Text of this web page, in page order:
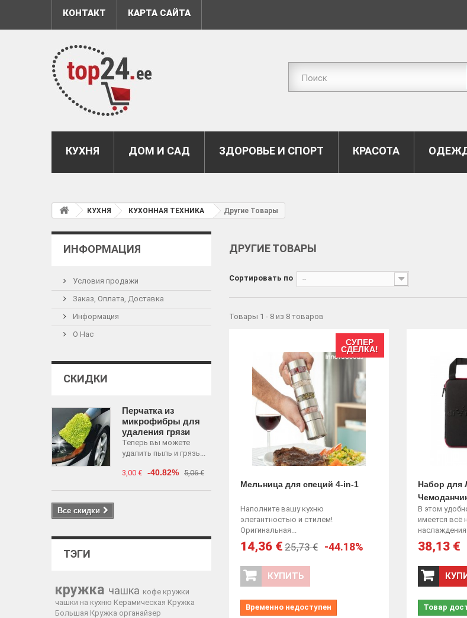
КОНТАКТ КАРТА САЙТА
КУХНЯ ДОМ И САД ЗДОРОВЬЕ И СПОРТ КРАСОТА
КУХНЯ КУХОННАЯ ТЕХНИКА Другие Товары
ИНФОРМАЦИЯ
Условия продажи
Заказ, Оплата, Доставка
Информация
О Нас
СКИДКИ
Перчатка из
микрофибры для
удаления грязи
Теперь вы можете
удалить пыль и грязь...
3,00 € -40.82% 5,06 €
Все скидки
ТЭГИ
кружка чашка кофе кружки
чашки на кухню Керамическая Кружка
Большая Кружка органайзер
ДРУГИЕ ТОВАРЫ
Сортировать по --
Товары 1 - 8 из 8 товаров
СУПЕР
СДЕЛКА!
Мельница для специй 4-in-1
Наполните вашу кухню
элегантностью и стилем!
Оригинальная...
14,36 € 25,73 € -44.18%
КУПИТЬ
Временно недоступен
Набор для
В этом
имеется всё
наслаждения...
38,13 €
Товар